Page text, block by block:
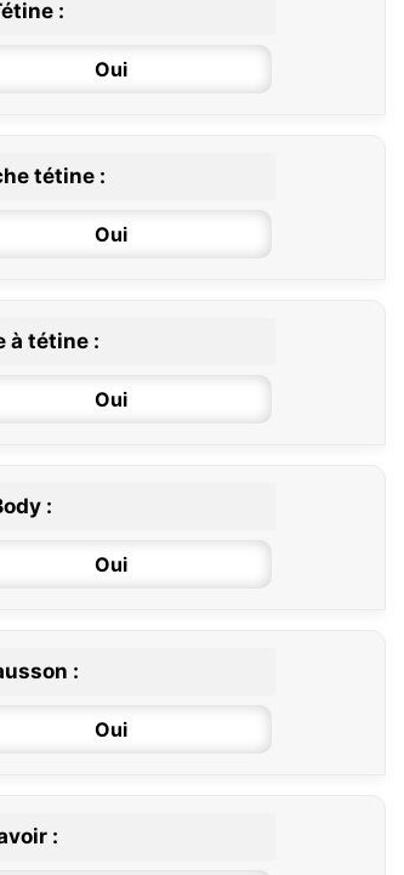
:
Oui
tétine :
Oui
à tétine :
Oui
:
Oui
:
Oui
: